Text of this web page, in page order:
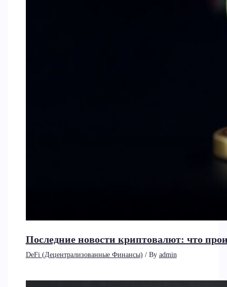
Последние новости криптовалют: что
DeFi (Децентрализованные Финансы) / By admin